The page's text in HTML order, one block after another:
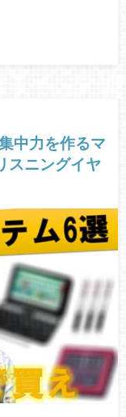
中力を作るマ
スニングイヤ